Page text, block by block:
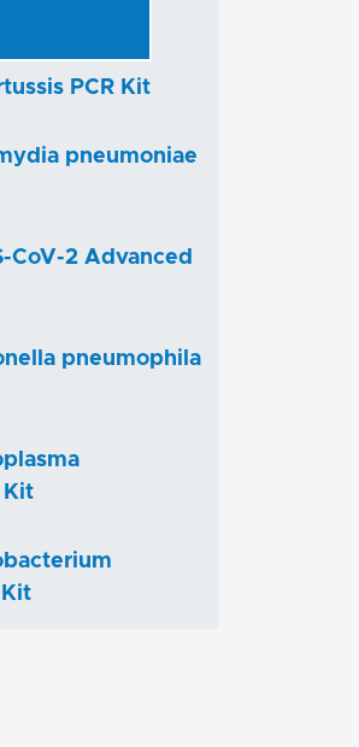
PCR Kit
pneumoniae
CoV-2 Advanced
pneumophila
Kit